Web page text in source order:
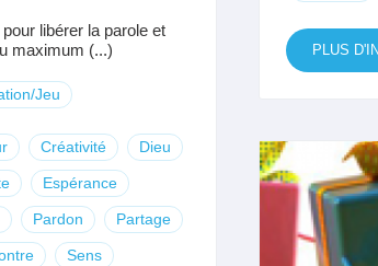
PLUS
libérer la parole et
maximum (...)
Jeu
Créativité Dieu
Espérance
Pardon Partage
Sens